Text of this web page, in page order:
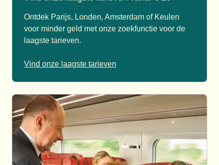
Ontdek Parijs, Londen, Amsterdam of Keulen
voor minder geld met onze zoekfunctie voor de
laagste tarieven.
Vind onze laagste tarieven